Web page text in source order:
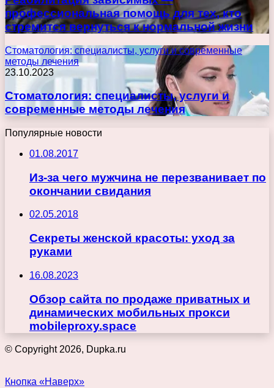
профессиональная помощь для тех, кто
стремится вернуться к нормальной жизни
Стоматология: специалисты, услуги и современные
методы лечения
23.10.2023
Стоматология: специалисты, услуги и
современные методы лечения
Популярные новости
01.08.2017
Из-за чего мужчина не перезванивает по
окончании свидания
02.05.2018
Секреты женской красоты: уход за
руками
16.08.2023
Обзор сайта по продаже приватных и
динамических мобильных прокси
mobileproxy.space
© Copyright 2026, Dupka.ru
Кнопка «Наверх»